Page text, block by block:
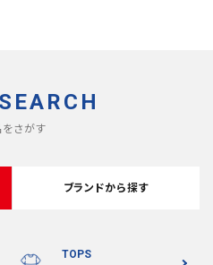
さがす
ブランドから探す
TOPS